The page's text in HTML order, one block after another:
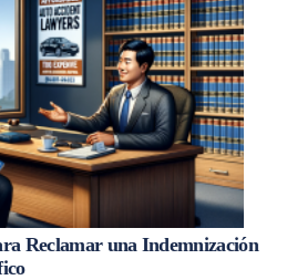
Reclamar una Indemnización